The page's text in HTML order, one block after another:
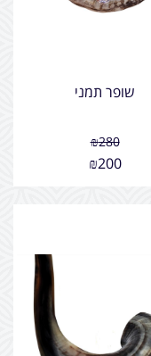
שופר תמני
₪280
₪200